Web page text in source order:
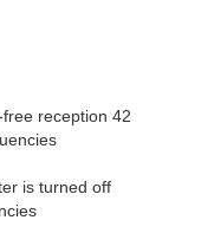
42 MHz bandwidth: 1680 tunable UHF frequencies for interference-free reception
is turned off